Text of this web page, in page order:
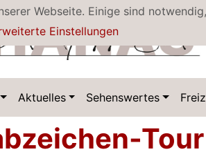
Webseite. Einige sind
Einstellungen
Aktuelles Sehenswertes
Tour